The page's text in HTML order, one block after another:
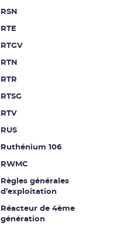
RSN
RTE
RTGV
RTN
RTR
RTSG
RTV
RUS
Ruthénium 106
RWMC
Règles générales
d’exploitation
Réacteur de 4ème
génération